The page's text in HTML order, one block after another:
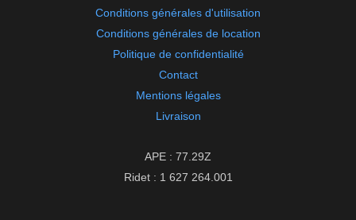
Conditions générales d'utilisation
Conditions générales de location
Politique de confidentialité
Contact
Mentions légales
Livraison
APE : 77.29Z
Ridet : 1 627 264.001